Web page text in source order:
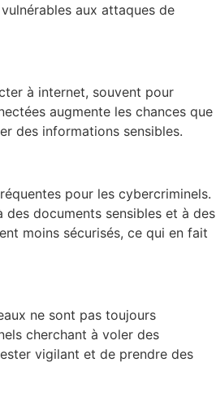
aux attaques de
à internet, souvent pour
augmente les chances que
des informations sensibles.
pour les cybercriminels.
des documents sensibles et à des
moins sécurisés, ce qui en fait
ne sont pas toujours
cherchant à voler des
vigilant et de prendre des